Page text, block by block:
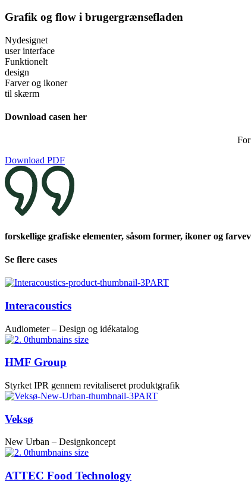
Grafik og flow i brugergrænsefladen
Nydesignet
user interface
Funktionelt
design
Farver og ikoner
til skærm
Download casen her
Download PDF
forskellige grafiske elementer, såsom former, ikoner og
Se flere cases
Interacoustics
Audiometer – Design og idékatalog
HMF Group
Styrket IPR gennem revitaliseret produktgrafik
Veksø
New Urban – Designkoncept
ATTEC Food Technology